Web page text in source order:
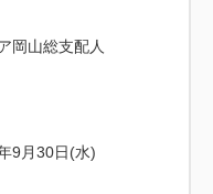
総支配人
9月30日(水)